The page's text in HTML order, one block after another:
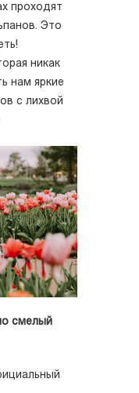
проходят
Это
никак
нам яркие
с лихвой
смелый